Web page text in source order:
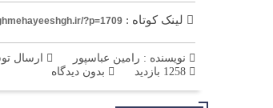
لینک کوتاه : ?p=1709
نویسنده : رامین عباسپور ارسال
بدون دیدگاه